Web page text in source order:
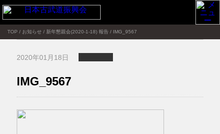
TOP / お知らせ / 新年懇親会(2020-1-18) 報告 / IMG_9567
2020年01月18日
IMG_9567